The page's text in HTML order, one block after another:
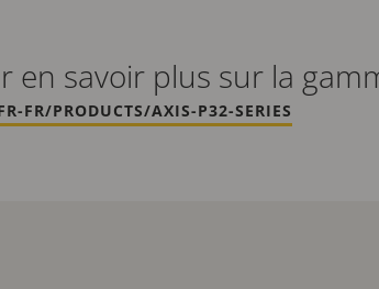
en savoir plus sur la
FR/PRODUCTS/AXIS-P32-SERIES